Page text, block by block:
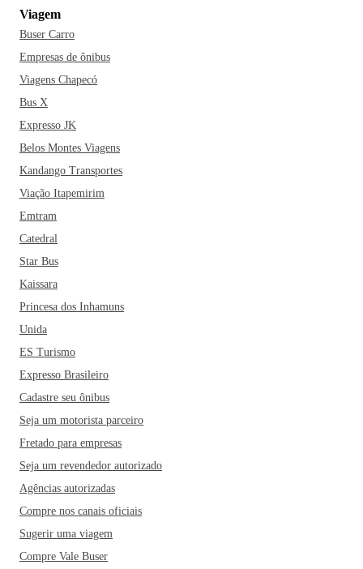
Viagem
Buser Carro
Empresas de ônibus
Viagens Chapecó
Bus X
Expresso JK
Belos Montes Viagens
Kandango Transportes
Viação Itapemirim
Emtram
Catedral
Star Bus
Kaissara
Princesa dos Inhamuns
Unida
ES Turismo
Expresso Brasileiro
Cadastre seu ônibus
Seja um motorista parceiro
Fretado para empresas
Seja um revendedor autorizado
Agências autorizadas
Compre nos canais oficiais
Sugerir uma viagem
Compre Vale Buser